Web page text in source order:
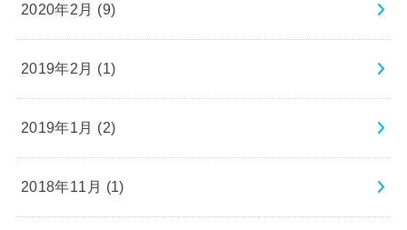
2020年2月 (9)
2019年2月 (1)
2019年1月 (2)
2018年11月 (1)